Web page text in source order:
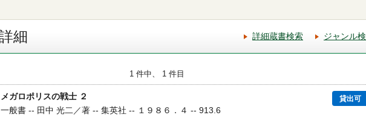
細 詳細蔵書検索 ジャンル
1 件中、 1 件目
メガロポリスの戦士 ２ 貸出可
一般書 -- 田中 光二／著 -- 集英社 -- １９８６．４ -- 913.6